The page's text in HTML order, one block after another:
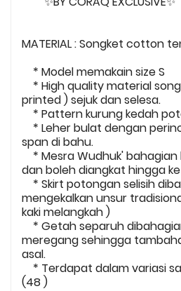
MATERIAL : Songket cotton
* Model memakain size S
* High quality material
printed ) sejuk dan selesa.
* Pattern kurung kedah
* Leher bulat dengan
span di bahu.
* Mesra Wudhuk'
dan boleh diangkat hingga
* Skirt potongan selisih
mengekalkan unsur
kaki melangkah )
* Getah separuh
meregang sehingga
asal.
* Terdapat dalam variasi
(48 )